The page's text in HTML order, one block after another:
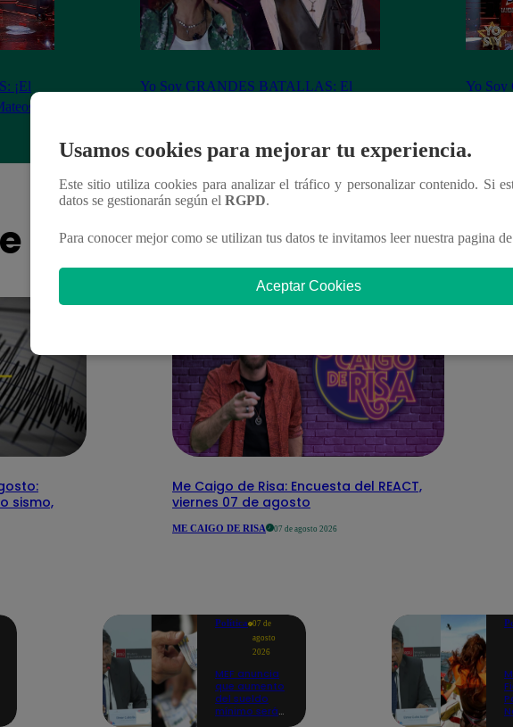
¡El
y
Yo Soy GRANDES BATALLAS: El
Yo Soy
puede interesar
sismo,
Me Caigo de Risa: Encuesta del REACT,
viernes 07 de agosto
ME CAIGO DE RISA 07 de agosto 2026
Política
07 de
agosto
2026
MEF anuncia
que aumento
del sueldo
mínimo será
Usamos cookies para mejorar tu experiencia.
Este sitio utiliza cookies para analizar el tráfico y personalizar contenido. Si
datos se gestionarán según el RGPD.
Para conocer mejor como se utilizan tus datos te invitamos leer nuestra pagina de
Aceptar Cookies